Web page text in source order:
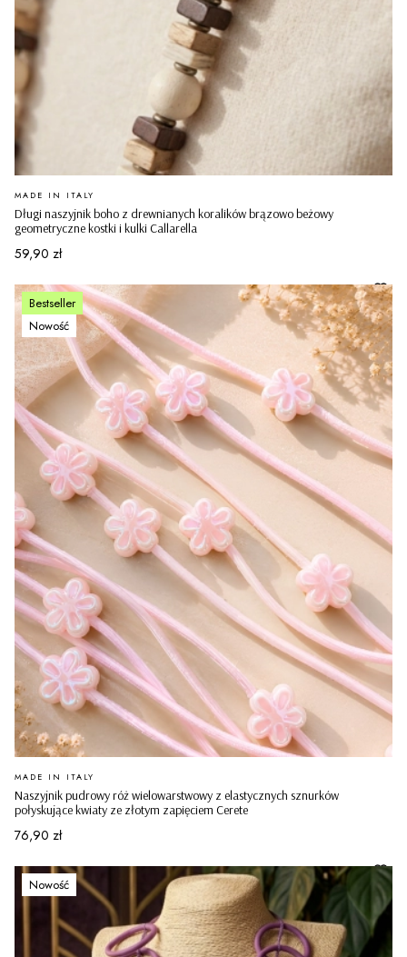
Długi naszyjnik boho z drewnianych koralików brązowo beżowy
geometryczne kostki i kulki Callarella
PRODUCENT
MADE IN ITALY
Cena
59,90 zł
Bestseller
Nowość
Naszyjnik pudrowy róż wielowarstwowy z elastycznych sznurków
połyskujące kwiaty ze złotym zapięciem Cerete
PRODUCENT
MADE IN ITALY
Cena
76,90 zł
Nowość